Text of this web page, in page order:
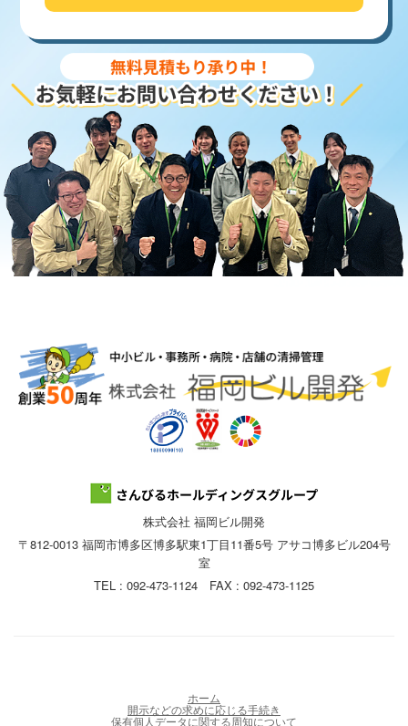
株式会社 福岡ビル開発
〒812-0013 福岡市博多区博多駅東1丁目11番5号 アサコ博多ビル204号
室
TEL : 092-473-1124 FAX : 092-473-1125
ホーム
開示などの求めに応じる手続き
保有個人データに関する周知について